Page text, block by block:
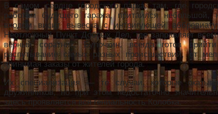
В самом сердце городского парка, там, где
работам будущего гаража, притаился
входом висит вывеска с интригующей
Неотложный Пункт Добрых Дел, где заправляет
верный соратник, Булочкин, всегда готов
распутывание самых разных происшествий, от
принимая заказы от жителей города.
Их специализация — те случаи, которые
дружинников, но при этом недостаточно
здесь проявляется вся гениальность Колобка.